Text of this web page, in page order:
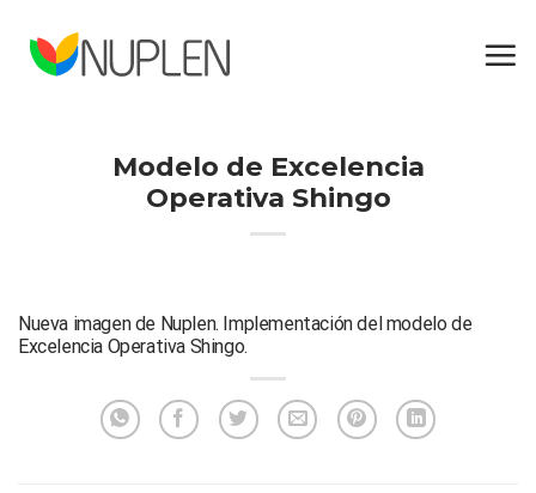
content
Modelo de Excelencia
Operativa Shingo
Nueva imagen de Nuplen. Implementación del modelo de
Excelencia Operativa Shingo.